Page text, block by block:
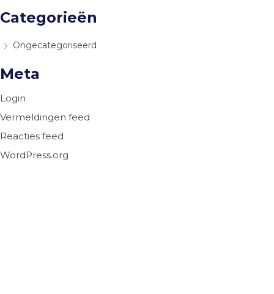
Categorieën
Ongecategoriseerd
Meta
Login
Vermeldingen feed
Reacties feed
WordPress.org